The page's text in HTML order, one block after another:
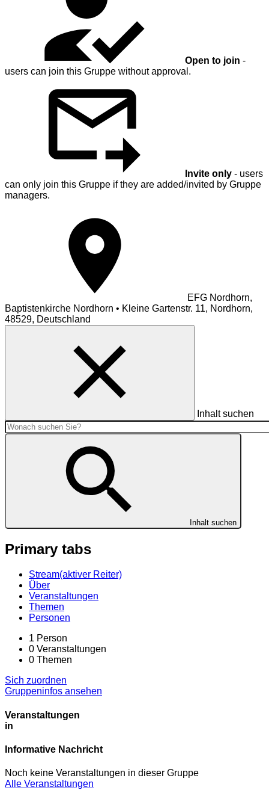
Open to join -
users can join this Gruppe without approval.
Invite only - users
can only join this Gruppe if they are added/invited by Gruppe
managers.
EFG Nordhorn,
Baptistenkirche Nordhorn • Kleine Gartenstr. 11, Nordhorn,
48529, Deutschland
Inhalt suchen
Inhalt suchen
Primary tabs
Stream(aktiver Reiter)
Über
Veranstaltungen
Themen
Personen
1 Person
0 Veranstaltungen
0 Themen
Sich zuordnen
Gruppeninfos ansehen
Veranstaltungen
in
Informative Nachricht
Noch keine Veranstaltungen in dieser Gruppe
Alle Veranstaltungen